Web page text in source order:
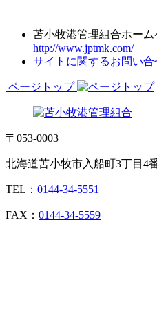
苫小牧港管理組合ホーム
http://www.jptmk.com/
サイトに関するお問い合
ページトップ
〒053-0003
北海道苫小牧市入船町3丁目4
TEL： 0144-34-5551
FAX： 0144-34-5559